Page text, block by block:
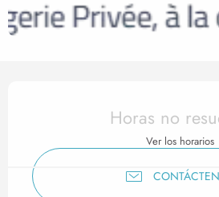
Horarios y
Horas no
Ver los horarios